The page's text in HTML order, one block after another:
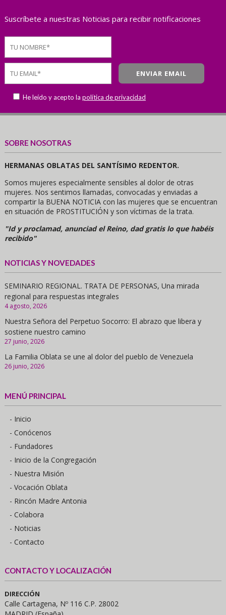
Suscríbete a nuestras Noticias para recibir notificaciones
He leído y acepto la política de privacidad
SOBRE NOSOTRAS
HERMANAS OBLATAS DEL SANTÍSIMO REDENTOR.
Somos mujeres especialmente sensibles al dolor de otras
mujeres. Nos sentimos llamadas, convocadas y enviadas a
compartir la BUENA NOTICIA con las mujeres que se encuentran
en situación de PROSTITUCIÓN y son víctimas de la trata.
"Id y proclamad, anunciad el Reino, dad gratis lo que habéis
recibido"
NOTICIAS Y NOVEDADES
SEMINARIO REGIONAL. TRATA DE PERSONAS, Una mirada
regional para respuestas integrales
4 agosto, 2026
Nuestra Señora del Perpetuo Socorro: El abrazo que libera y
sostiene nuestro camino
27 junio, 2026
La Familia Oblata se une al dolor del pueblo de Venezuela
26 junio, 2026
MENÚ PRINCIPAL
- Inicio
- Conócenos
- Fundadores
- Inicio de la Congregación
- Nuestra Misión
- Vocación Oblata
- Rincón Madre Antonia
- Colabora
- Noticias
- Contacto
CONTACTO Y LOCALIZACIÓN
DIRECCIÓN
Calle Cartagena, Nº 116 C.P. 28002